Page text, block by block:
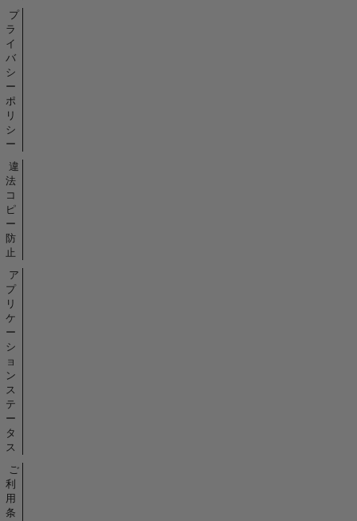
プ
ラ
イ
バ
シ
ー
ポ
リ
シ
ー
違
法
コ
ピ
ー
防
止
ア
プ
リ
ケ
ー
シ
ョ
ン
ス
テ
ー
タ
ス
ご
利
用
条